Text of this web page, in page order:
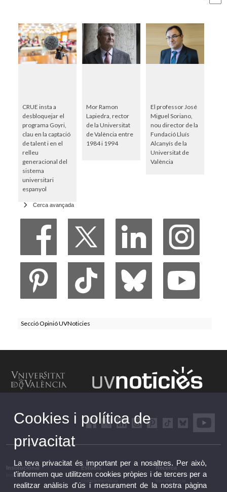
CRUE insta a
desbloquejar el
programa Goyri,
clau en la captació
de talent i en el
relleu
generacional del
sistema
universitari
espanyol
Mor Ramon
Lapiedra, rector
de la Universitat
de València entre
1984 i 1994
El professor José
Miguel Soriano,
nou director de la
Fundació Lluís
Alcanyís de la
Universitat de
València
Cerca avançada
Secció Opinió UVNoticies
Institucional
Institucional
Estudis
Estudis i formació
Recerca
Recerca, innovació i
Cookies i política de
privacitat
La teva privacitat és important per a nosaltres. Per això,
t'informem que utilitzem cookies pròpies i de tercers per a
realitzar anàlisis d'ús i mesurament de la nostra pàgina